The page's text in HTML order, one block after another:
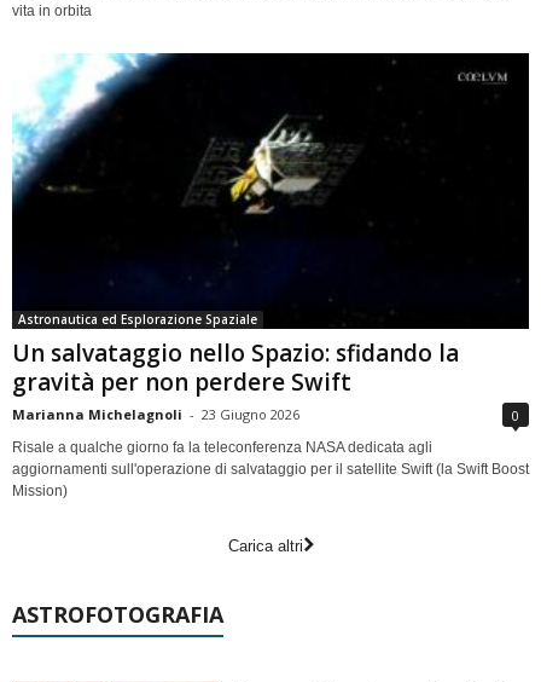
vita in orbita
Astronautica ed Esplorazione Spaziale
Un salvataggio nello Spazio: sfidando la
gravità per non perdere Swift
Marianna Michelagnoli - 23 Giugno 2026 0
Risale a qualche giorno fa la teleconferenza NASA dedicata agli
aggiornamenti sull'operazione di salvataggio per il satellite Swift (la Swift Boost
Mission)
Carica altri
ASTROFOTOGRAFIA